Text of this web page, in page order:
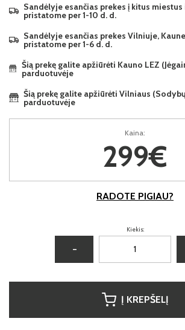
Sandėlyje esančias prekes į kitus
pristatome per 1-10 d. d.
Sandėlyje esančias prekes Vilniuje,
pristatome per 1-6 d. d.
Šią prekę galite apžiūrėti Kauno LEZ
parduotuvėje
Šią prekę galite apžiūrėti Vilniaus
parduotuvėje
Kaina:
299€
RADOTE PIGIAU?
Kiekis:
−
Į KREPŠELĮ